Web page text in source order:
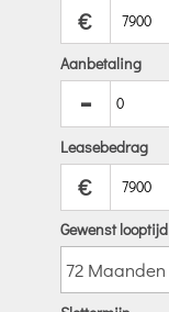
€
Aanbetaling
-
Leasebedrag
€
Gewenst looptijd